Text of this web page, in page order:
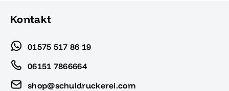
Kontakt
01575 517 86 19
06151 7866664
shop@schuldruckerei.com